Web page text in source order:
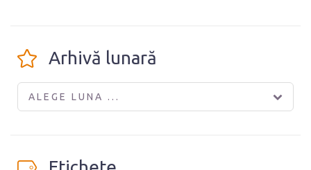
Arhivă lunară
ALEGE LUNA ...